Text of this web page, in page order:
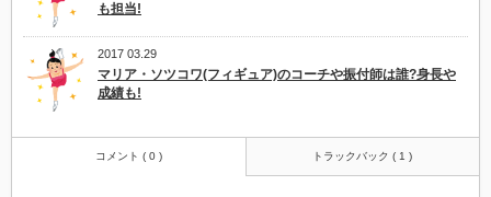
も担当!
2017 03.29
マリア・ソツコワ(フィギュア)のコーチや振付師は誰?身長や
成績も!
コメント ( 0 ) トラックバック ( 1 )